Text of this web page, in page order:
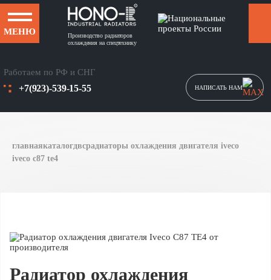
МЕНЮ
Производство радиаторов
охлаждения на спецтехнику
НАПИСАТЬ НАМ
Работаем по РФ и СНГ
+7(923)-539-15-55
главнаякаталогдвсрадиаторы охлаждения двигателя iveco
iveco c87 te4
Радиатор охлаждения